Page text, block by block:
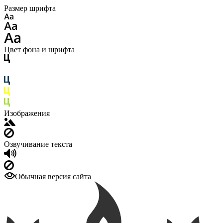
Размер шрифта
Цвет фона и шрифта
Изображения
Озвучивание текста
Обычная версия сайта